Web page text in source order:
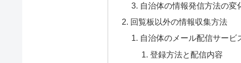
自治体の情報発信方法の変
回覧板以外の情報収集方法
自治体のメール配信サービ
登録方法と配信内容